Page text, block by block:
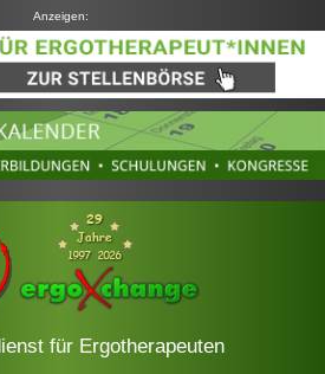
Anzeigen:
für Ergotherapeuten